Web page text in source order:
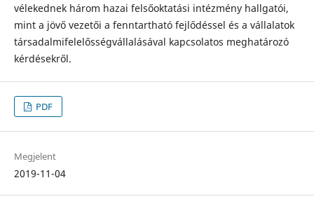
vélekednek három hazai felsőoktatási intézmény hallgatói,
mint a jövő vezetői a fenntartható fejlődéssel és a vállalatok
társadalmifelelősségvállalásával kapcsolatos meghatározó
kérdésekről.
PDF
Megjelent
2019-11-04